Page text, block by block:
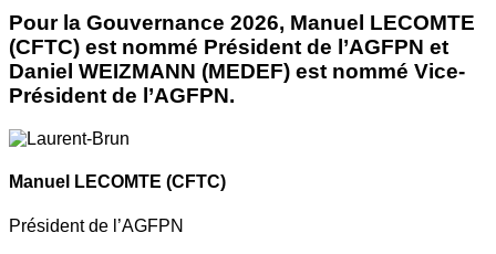
Pour la Gouvernance 2026, Manuel LECOMTE
(CFTC) est nommé Président de l’AGFPN et
Daniel WEIZMANN (MEDEF) est nommé Vice-
Président de l’AGFPN.
Manuel LECOMTE (CFTC)
Président de l’AGFPN